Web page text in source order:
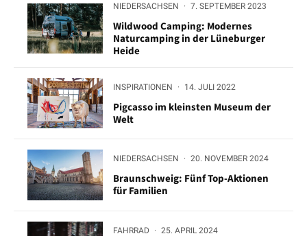
NIEDERSACHSEN · 7. SEPTEMBER 2023
Wildwood Camping: Modernes
Naturcamping in der Lüneburger
Heide
INSPIRATIONEN · 14. JULI 2022
Pigcasso im kleinsten Museum der
Welt
NIEDERSACHSEN · 20. NOVEMBER 2024
Braunschweig: Fünf Top-Aktionen
für Familien
FAHRRAD · 25. APRIL 2024